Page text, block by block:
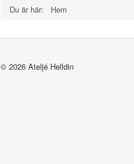
Du är här: Hem
© 2026 Ateljé Helldin